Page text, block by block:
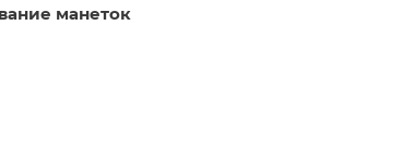
манеток